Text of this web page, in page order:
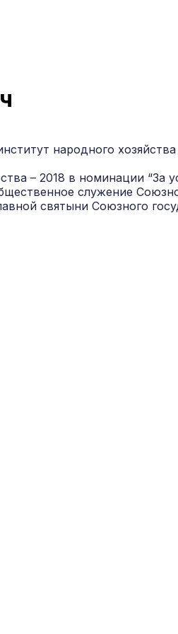
народного
– 2018 в номинации “За
служение
святыни Союзного